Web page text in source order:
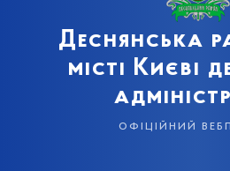
Деснянська
місті Києві
офіційний